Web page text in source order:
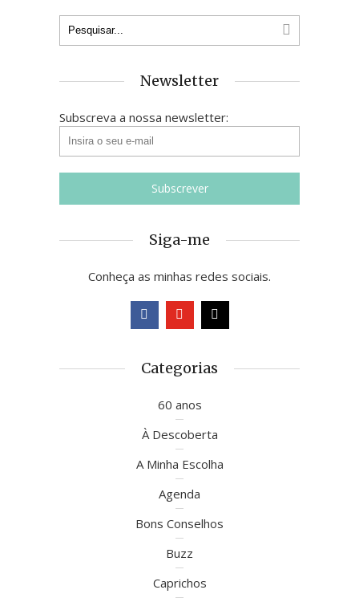
Newsletter
Subscreva a nossa newsletter:
Siga-me
Conheça as minhas redes sociais.
Categorias
60 anos
À Descoberta
A Minha Escolha
Agenda
Bons Conselhos
Buzz
Caprichos